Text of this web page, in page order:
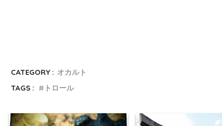
CATEGORY : オカルト
TAGS :
トロール